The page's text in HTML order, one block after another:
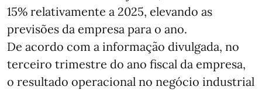
15% relativamente a 2025, elevando as
previsões da empresa para o ano.
De acordo com a informação divulgada, no
terceiro trimestre do ano fiscal da empresa,
o resultado operacional no negócio industrial